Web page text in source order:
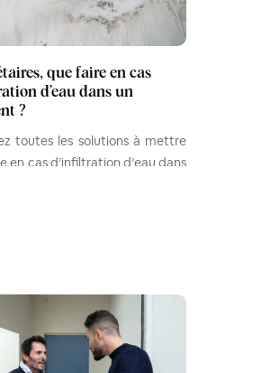
que faire en cas
d’eau dans un
?
toutes les solutions à mettre
en cas d’infiltration d’eau dans
dont vous êtes